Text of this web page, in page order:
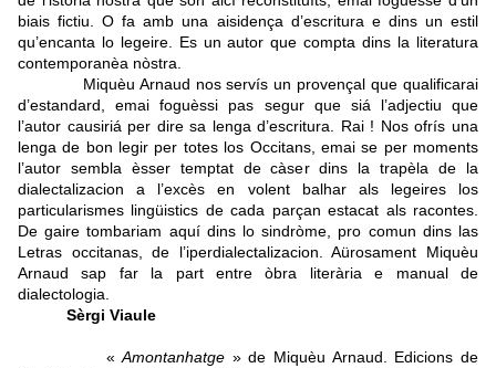
biais fictiu. O fa amb una aisidença d’escritura e dins un estil
qu’encanta lo legeire. Es un autor que compta dins la literatura
contemporanèa nòstra.
Miquèu Arnaud nos servís un provençal que qualificarai
d’estandard, emai foguèssi pas segur que siá l’adjectiu que
l’autor causiriá per dire sa lenga d’escritura. Rai ! Nos ofrís una
lenga de bon legir per totes los Occitans, emai se per moments
l’autor sembla èsser temptat de càser dins la trapèla de la
dialectalizacion a l’excès en volent balhar als legeires los
particularismes lingüistics de cada parçan estacat als racontes.
De gaire tombariam aquí dins lo sindròme, pro comun dins las
Letras occitanas, de l’iperdialectalizacion. Aürosament Miquèu
Arnaud sap far la part entre òbra literària e manual de
dialectologia.
Sèrgi Viaule
«Amontanhatge » de Miquèu Arnaud. Edicions de